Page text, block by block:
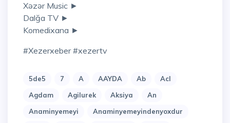
Xəzər Music ►
Dalğa TV ►
Komedixana ►
#xezerxeber #xezertv
5de5 7 A AAYDA Ab
Acl
Agdam
Agilurek Aksiya
An
Anaminyemeyi
Anaminyemeyindenyoxdur